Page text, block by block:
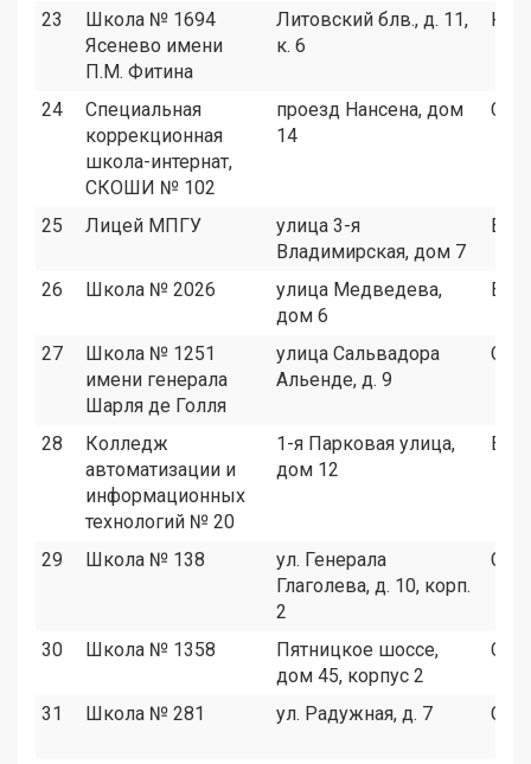
23
Школа № 1694
Ясенево имени
П.М. Фитина
Литовский блв., д. 11,
к. 6
24
Специальная
коррекционная
школа-интернат,
СКОШИ № 102
проезд Нансена, дом
14
25 Лицей МПГУ
улица 3-я
Владимирская, дом 7
ВАО
26 Школа № 2026
улица Медведева,
дом 6
ВАО
27
Школа № 1251
имени генерала
Шарля де Голля
улица Сальвадора
Альенде, д. 9
САО
28
Колледж
автоматизации и
информационных
технологий № 20
1-я Парковая улица,
дом 12
ВАО
29 Школа № 138
ул. Генерала
Глаголева, д. 10, корп.
2
30 Школа № 1358
Пятницкое шоссе,
дом 45, корпус 2
31 Школа № 281 ул. Радужная, д. 7